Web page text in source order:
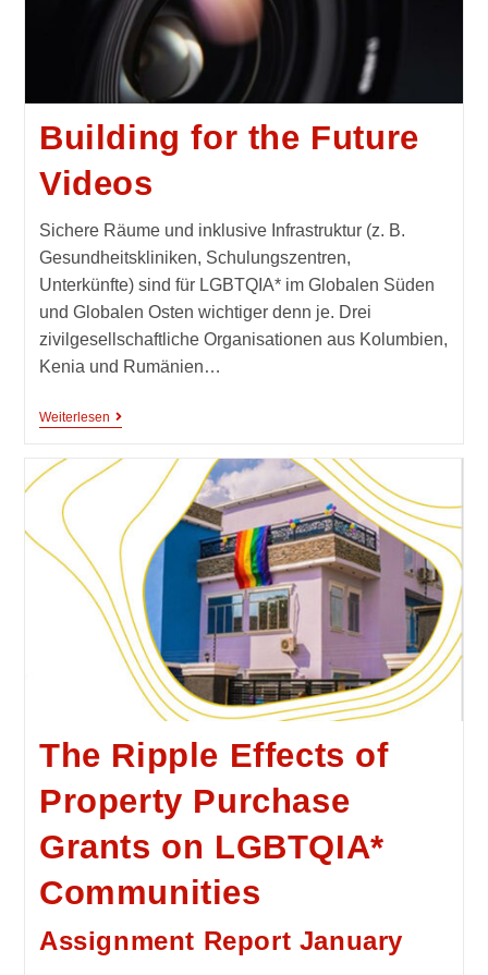
Building for the Future
Videos
Sichere Räume und inklusive Infrastruktur (z. B.
Gesundheitskliniken, Schulungszentren,
Unterkünfte) sind für LGBTQIA* im Globalen Süden
und Globalen Osten wichtiger denn je. Drei
zivilgesellschaftliche Organisationen aus Kolumbien,
Kenia und Rumänien…
Weiterlesen
The Ripple Effects of
Property Purchase
Grants on LGBTQIA*
Communities
Assignment Report January